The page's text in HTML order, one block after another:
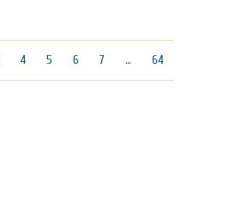
4 5 6 7 … 64